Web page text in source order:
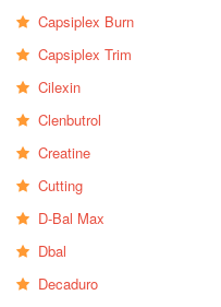
Capsiplex Burn
Capsiplex Trim
Cilexin
Clenbutrol
Creatine
Cutting
D-Bal Max
Dbal
Decaduro